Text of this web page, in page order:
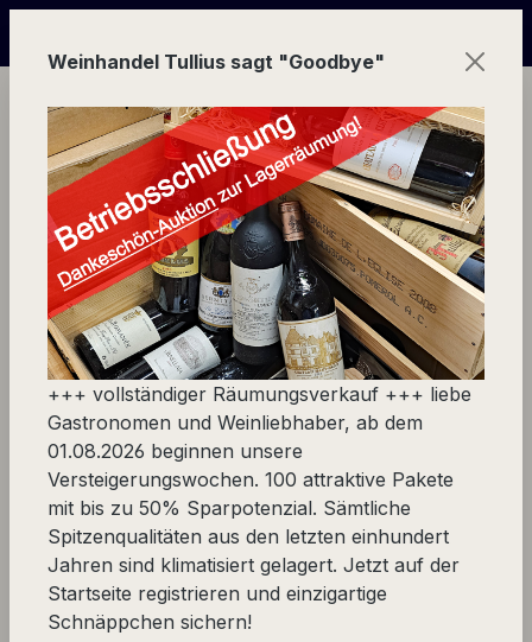
Rechtliches Kontakt
Kontakt
Anschrift Büro und Vinothek:
Firma JTC Wine-Consulting
c/o Inhaber Jürgen Tullius
Im Schönnagel 2
DE-67308 Einselthum/Zellertal (Pfalz)
Germany • Allemagne • Alemania
0049 63 55 86 39 900
0049 171 197 00 40
Weinhandel Tullius sagt "Goodbye"
+++ vollständiger Räumungsverkauf +++ liebe
Gastronomen und Weinliebhaber, ab dem
01.08.2026 beginnen unsere
Versteigerungswochen. 100 attraktive Pakete
mit bis zu 50% Sparpotenzial. Sämtliche
Spitzenqualitäten aus den letzten einhundert
Jahren sind klimatisiert gelagert. Jetzt auf der
Startseite registrieren und einzigartige
Schnäppchen sichern!